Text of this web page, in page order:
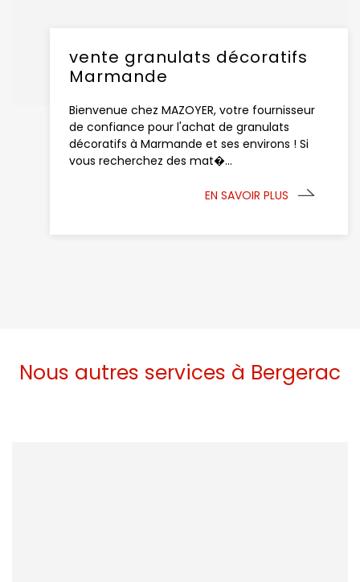
vente granulats décoratifs
Marmande
Bienvenue chez MAZOYER, votre fournisseur
de confiance pour l'achat de granulats
décoratifs à Marmande et ses environs ! Si
vous recherchez des mat�...
EN SAVOIR PLUS
Nous autres services à Bergerac